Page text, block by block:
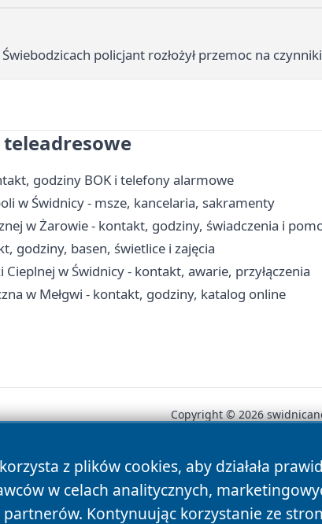
policjant rozłożył przemoc na
godziny BOK i telefony alarmowe
w Świdnicy - msze, kancelaria, sakramenty
w Żarowie - kontakt, godziny, świadczenia i
godziny, basen, świetlice i zajęcia
Cieplnej w Świdnicy - kontakt, awarie, przyłączenia
w Mełgwi - kontakt, godziny, katalog online
z plików cookies, aby działała
w celach analitycznych,
partnerów. Kontynuując korzystanie ze
Copyright © 2026
News Autorzy